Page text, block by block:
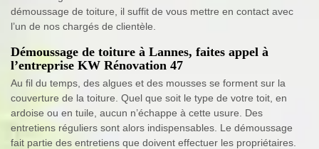
démoussage de toiture, il suffit de vous mettre en contact avec
l’un de nos chargés de clientèle.
Démoussage de toiture à Lannes, faites appel à
l’entreprise KW Rénovation 47
Au fil du temps, des algues et des mousses se forment sur la
couverture de la toiture. Quel que soit le type de votre toit, en
ardoise ou en tuile, aucun n’échappe à cette usure. Des
entretiens réguliers sont alors indispensables. Le démoussage
fait partie des entretiens que doivent effectuer les propriétaires.